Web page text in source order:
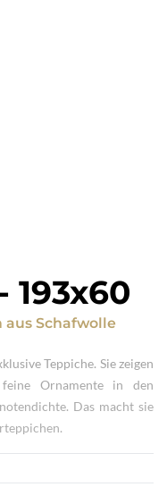
193x60
aus Schafwolle
Teppiche. Sie zeigen
Ornamente in den
Das macht sie